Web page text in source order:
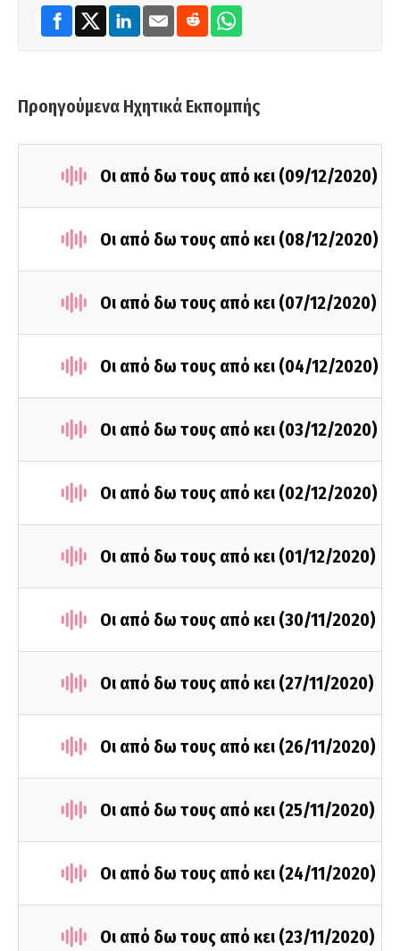
Προηγούμενα Ηχητικά Εκπομπής
Οι από δω τους από κει (09/12/2020)
Οι από δω τους από κει (08/12/2020)
Οι από δω τους από κει (07/12/2020)
Οι από δω τους από κει (04/12/2020)
Οι από δω τους από κει (03/12/2020)
Οι από δω τους από κει (02/12/2020)
Οι από δω τους από κει (01/12/2020)
Οι από δω τους από κει (30/11/2020)
Οι από δω τους από κει (27/11/2020)
Οι από δω τους από κει (26/11/2020)
Οι από δω τους από κει (25/11/2020)
Οι από δω τους από κει (24/11/2020)
Οι από δω τους από κει (23/11/2020)